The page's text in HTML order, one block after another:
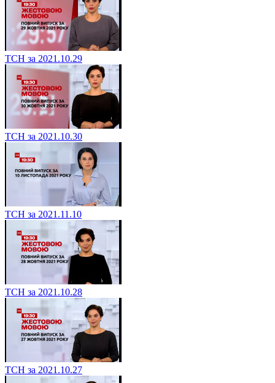
ТСН за 2021.10.29
ТСН за 2021.10.30
ТСН за 2021.11.10
ТСН за 2021.10.28
ТСН за 2021.10.27